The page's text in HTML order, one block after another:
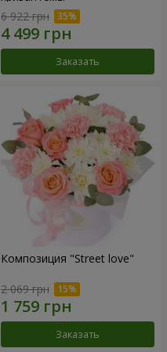
6 922 грн
Заказать
Композиция "Street love"
2 069 грн
Заказать